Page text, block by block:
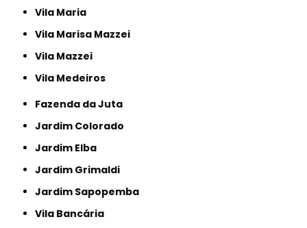
Vila Maria
Vila Marisa Mazzei
Vila Mazzei
Vila Medeiros
Fazenda da Juta
Jardim Colorado
Jardim Elba
Jardim Grimaldi
Jardim Sapopemba
Vila Bancária